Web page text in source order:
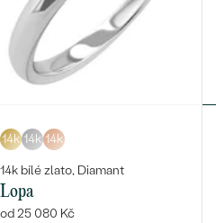
14k 14k 14k
14k bílé zlato, Diamant
Lopa
od 25 080 Kč